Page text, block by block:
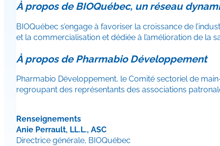
À propos de BIOQuébec, un réseau
BIOQuébec s’engage à favoriser la croissance de
et la commercialisation et dédiée à l’amélioration de la
À propos de Pharmabio Développement
Pharmabio Développement, le Comité sectoriel de
regroupant des représentants des associations
Renseignements
Anie Perrault, LL.L., ASC
Directrice générale, BIOQuébec